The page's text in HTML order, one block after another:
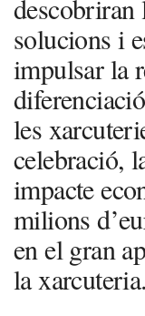
descobriran
solucions i
impulsar la
les
celebració,
impacte
milions
en el gran
la xarcuteria.